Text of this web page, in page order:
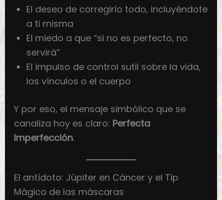
El deseo de corregirlo todo, incluyéndote
a ti misma
El miedo a que “si no es perfecto, no
servirá”
El impulso de control sutil sobre la vida,
los vínculos o el cuerpo
Y por eso, el mensaje simbólico que se
canaliza hoy es claro: Perfecta
Imperfección.
El antídoto: Júpiter en Cáncer y el Tip
Mágico de las máscaras